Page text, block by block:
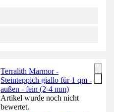
Terralith Marmor -
Steinteppich giallo für 1 qm -
außen - fein (2-4 mm)
Artikel wurde noch nicht
bewertet.